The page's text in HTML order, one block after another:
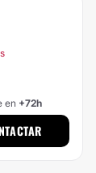
en +72h